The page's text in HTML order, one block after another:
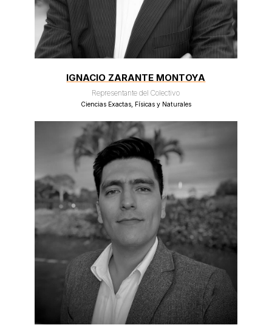
IGNACIO ZARANTE MONTOYA
Representante del Colectivo
Ciencias Exactas, Físicas y Naturales